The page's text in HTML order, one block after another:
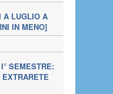
A LUGLIO A
IN MENO]
SEMESTRE: